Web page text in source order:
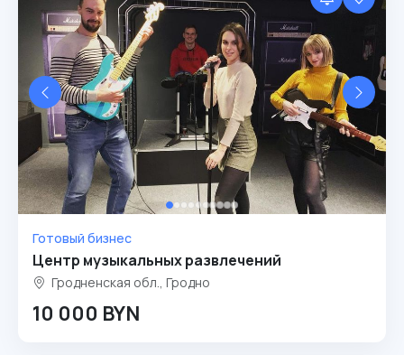
Готовый бизнес
Центр музыкальных развлечений
Гродненская обл., Гродно
10 000 BYN